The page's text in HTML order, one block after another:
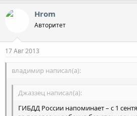
Hrom
Авторитет
17 Авг 2013
владимир написал(а):
Джаззец написал(а):
ГИБДД России напоминает – с 1